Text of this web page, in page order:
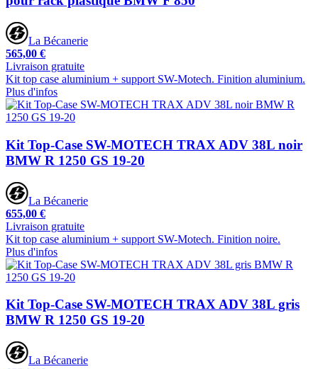
La Bécanerie
565,00 €
Livraison gratuite
Kit top case aluminium + support SW-Motech. Finition aluminium.
Plus d'infos
Kit Top-Case SW-MOTECH TRAX ADV 38L noir
BMW R 1250 GS 19-20
La Bécanerie
655,00 €
Livraison gratuite
Kit top case aluminium + support SW-Motech. Finition noire.
Plus d'infos
Kit Top-Case SW-MOTECH TRAX ADV 38L gris
BMW R 1250 GS 19-20
La Bécanerie